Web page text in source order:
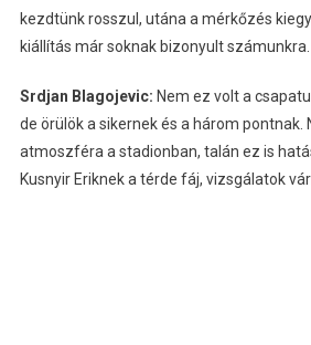
kezdtünk rosszul, utána a mérkőzés
kiállítás már soknak bizonyult számunkra.
Srdjan Blagojevic: Nem ez volt a
de örülök a sikernek és a három pontnak.
atmoszféra a stadionban, talán ez is
Kusnyir Eriknek a térde fáj, vizsgálatok